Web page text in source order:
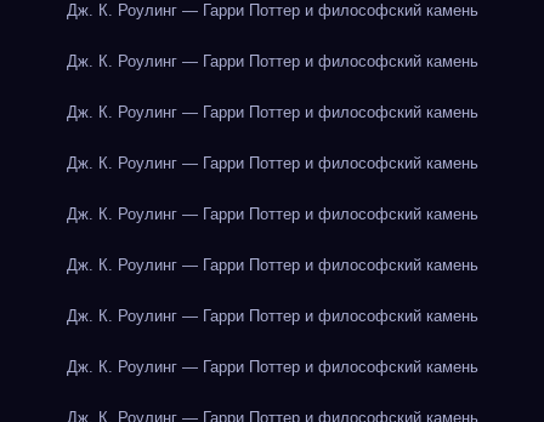
Дж. К. Роулинг — Гарри Поттер и философский камень
Дж. К. Роулинг — Гарри Поттер и философский камень
Дж. К. Роулинг — Гарри Поттер и философский камень
Дж. К. Роулинг — Гарри Поттер и философский камень
Дж. К. Роулинг — Гарри Поттер и философский камень
Дж. К. Роулинг — Гарри Поттер и философский камень
Дж. К. Роулинг — Гарри Поттер и философский камень
Дж. К. Роулинг — Гарри Поттер и философский камень
Дж. К. Роулинг — Гарри Поттер и философский камень